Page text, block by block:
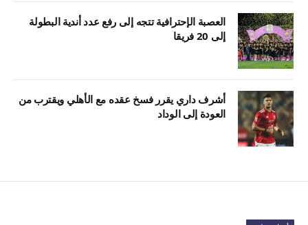
العصبة الإحترافية تتجه إلى رفع عدد أندية البطولة
إلى 20 فريقا
أشرف داري يقرر فسخ عقده مع الأهلي ويقترب من
العودة إلى الوداد